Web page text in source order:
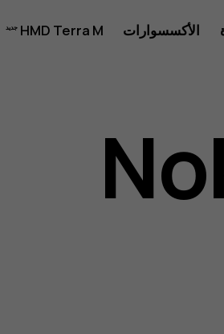
الأكسسوارات HMD Terra M